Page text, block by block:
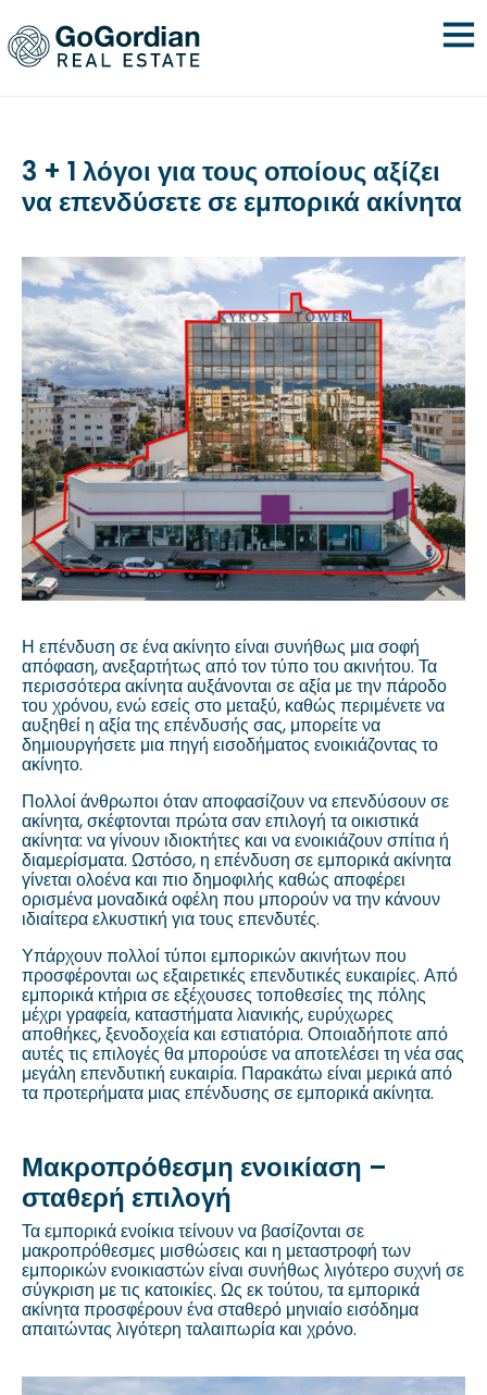
3 + 1 λόγοι για τους οποίους αξίζει
να επενδύσετε σε εμπορικά ακίνητα
Η επένδυση σε ένα ακίνητο είναι συνήθως μια σοφή
απόφαση, ανεξαρτήτως από τον τύπο του ακινήτου. Τα
περισσότερα ακίνητα αυξάνονται σε αξία με την πάροδο
του χρόνου, ενώ εσείς στο μεταξύ, καθώς περιμένετε να
αυξηθεί η αξία της επένδυσής σας, μπορείτε να
δημιουργήσετε μια πηγή εισοδήματος ενοικιάζοντας το
ακίνητο.
Πολλοί άνθρωποι όταν αποφασίζουν να επενδύσουν σε
ακίνητα, σκέφτονται πρώτα σαν επιλογή τα οικιστικά
ακίνητα: να γίνουν ιδιοκτήτες και να ενοικιάζουν σπίτια ή
διαμερίσματα. Ωστόσο, η επένδυση σε εμπορικά ακίνητα
γίνεται ολοένα και πιο δημοφιλής καθώς αποφέρει
ορισμένα μοναδικά οφέλη που μπορούν να την κάνουν
ιδιαίτερα ελκυστική για τους επενδυτές.
Υπάρχουν πολλοί τύποι εμπορικών ακινήτων που
προσφέρονται ως εξαιρετικές επενδυτικές ευκαιρίες. Από
εμπορικά κτήρια σε εξέχουσες τοποθεσίες της πόλης
μέχρι γραφεία, καταστήματα λιανικής, ευρύχωρες
αποθήκες, ξενοδοχεία και εστιατόρια. Οποιαδήποτε από
αυτές τις επιλογές θα μπορούσε να αποτελέσει τη νέα σας
μεγάλη επενδυτική ευκαιρία. Παρακάτω είναι μερικά από
τα προτερήματα μιας επένδυσης σε εμπορικά ακίνητα.
Μακροπρόθεσμη ενοικίαση –
σταθερή επιλογή
Τα εμπορικά ενοίκια τείνουν να βασίζονται σε
μακροπρόθεσμες μισθώσεις και η μεταστροφή των
εμπορικών ενοικιαστών είναι συνήθως λιγότερο συχνή σε
σύγκριση με τις κατοικίες. Ως εκ τούτου, τα εμπορικά
ακίνητα προσφέρουν ένα σταθερό μηνιαίο εισόδημα
απαιτώντας λιγότερη ταλαιπωρία και χρόνο.